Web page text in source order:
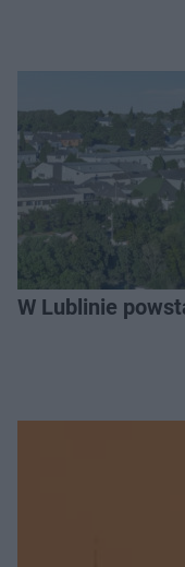
W Lublinie